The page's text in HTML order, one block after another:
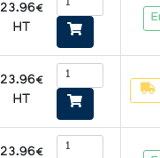
23.96€
HT
23.96€
HT
23.96€